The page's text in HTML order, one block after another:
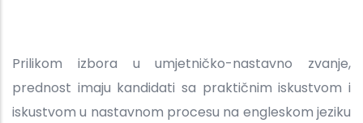
Prilikom izbora u umjetničko-nastavno zvanje,
prednost imaju kandidati sa praktičnim iskustvom i
iskustvom u nastavnom procesu na engleskom jeziku